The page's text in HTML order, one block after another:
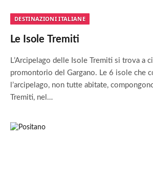
DESTINAZIONI ITALIANE
Le Isole Tremiti
L’Arcipelago delle Isole Tremiti si trova a
promontorio del Gargano. Le 6 isole che
l’arcipelago, non tutte abitate,
Tremiti, nel…